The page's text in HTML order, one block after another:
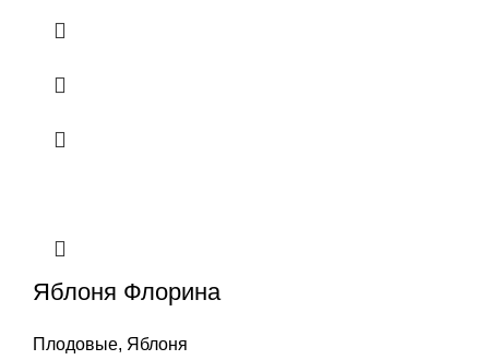
Яблоня Флорина
Плодовые, Яблоня